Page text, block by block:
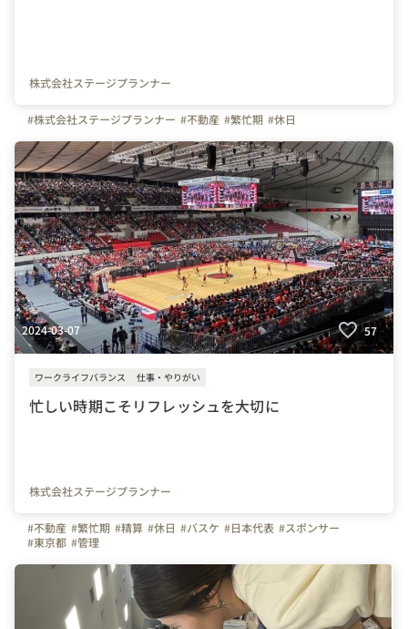
株式会社ステージプランナー
#株式会社ステージプランナー #不動産 #繁忙期 #休日
2024-03-07 57
ワークライフバランス 仕事・やりがい
忙しい時期こそリフレッシュを大切に
株式会社ステージプランナー
#不動産 #繁忙期 #精算 #休日 #バスケ #日本代表 #スポンサー
#東京都 #管理